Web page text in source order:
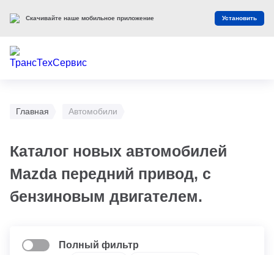
Главная Автомобили
Каталог новых автомобилей
Mazda передний привод, с
бензиновым двигателем.
Полный фильтр
Оцените наш сайт Оценить